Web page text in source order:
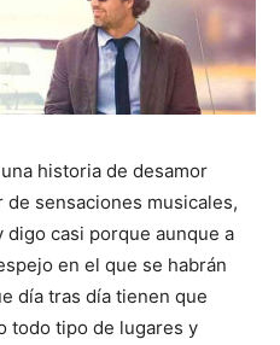
historia de desamor
de sensaciones musicales,
casi porque aunque a
en el que se habrán
día tras día tienen que
todo tipo de lugares y